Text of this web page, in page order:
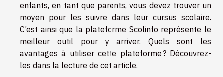
enfants, en tant que parents, vous devez trouver un
moyen pour les suivre dans leur cursus scolaire.
C’est ainsi que la plateforme Scolinfo représente le
meilleur outil pour y arriver. Quels sont les
avantages à utiliser cette plateforme ? Découvrez-
les dans la lecture de cet article.